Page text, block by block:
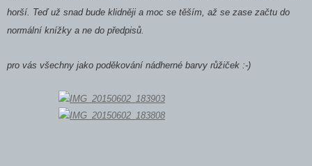
horší. Teď už snad bude klidněji a moc se těším, až se zase začtu do
normální knížky a ne do předpisů.
pro vás všechny jako poděkování nádherné barvy růžiček :-)